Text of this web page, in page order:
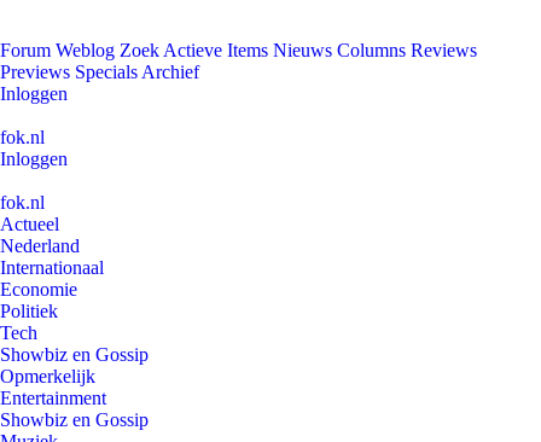
Forum Weblog Zoek Actieve Items Nieuws Columns Reviews
Previews Specials Archief
Inloggen
fok.nl
Inloggen
fok.nl
Actueel
Nederland
Internationaal
Economie
Politiek
Tech
Showbiz en Gossip
Opmerkelijk
Entertainment
Showbiz en Gossip